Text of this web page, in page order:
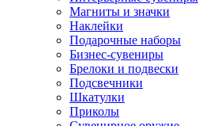
Магниты и значки
Наклейки
Подарочные наборы
Бизнес-сувениры
Брелоки и подвески
Подсвечники
Шкатулки
Приколы